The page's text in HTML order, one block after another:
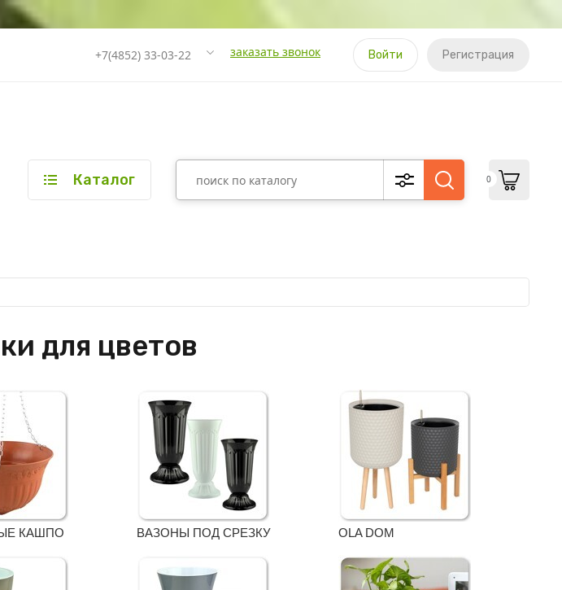
+7(4852) 33-03-22 заказать звонок Войти Регистрация
Каталог 0
для цветов
КАШПО ВАЗОНЫ ПОД СРЕЗКУ OLA DOM